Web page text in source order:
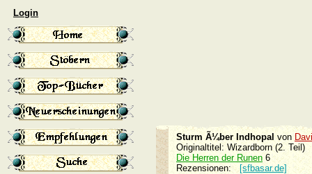
Login
Sturm Ã¼ber Indhopal von
Originaltitel: Wizardborn (2. Teil)
Die Herren der Runen 6
Rezensionen:[sfbasar.de]